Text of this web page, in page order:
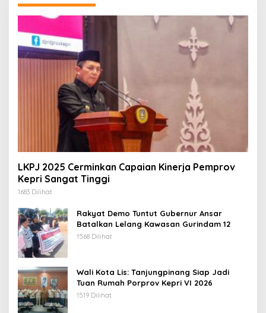
LKPJ 2025 Cerminkan Capaian Kinerja Pemprov
Kepri Sangat Tinggi
1683 Dilihat
Rakyat Demo Tuntut Gubernur Ansar
Batalkan Lelang Kawasan Gurindam 12
1568 Dilihat
Wali Kota Lis: Tanjungpinang Siap Jadi
Tuan Rumah Porprov Kepri VI 2026
1519 Dilihat